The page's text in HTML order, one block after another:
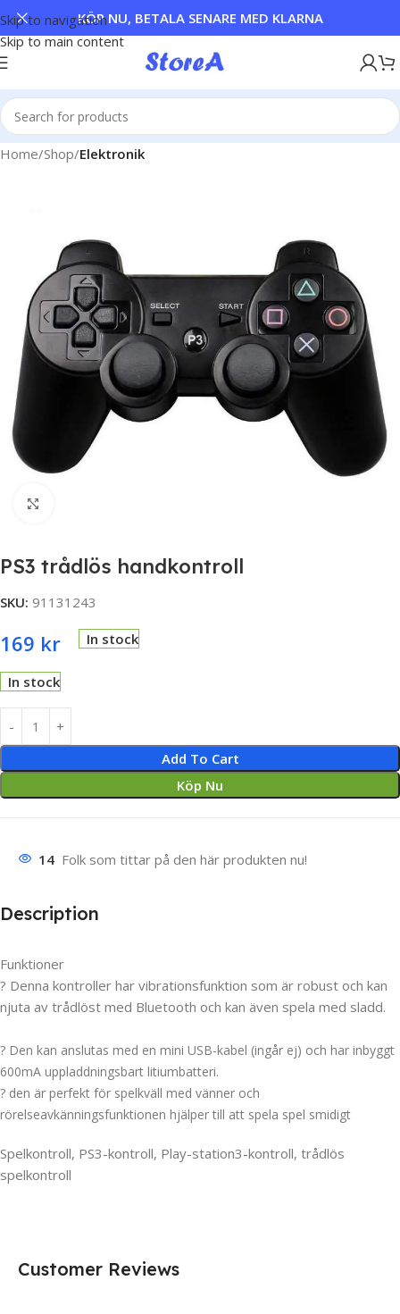
Skip to navigation
Skip to main content
KÖP NU, BETALA SENARE MED KLARNA
Home Shop Elektronik
PS3 trådlös handkontroll
SKU: 91131243
169 kr In stock
In stock
Add To Cart
Köp Nu
14 Folk som tittar på den här produkten nu!
Description
Funktioner
? Denna kontroller har vibrationsfunktion som är robust och kan
njuta av trådlöst med Bluetooth och kan även spela med sladd.
? Den kan anslutas med en mini USB-kabel (ingår ej) och har inbyggt
600mA uppladdningsbart litiumbatteri.
? den är perfekt för spelkväll med vänner och
rörelseavkänningsfunktionen hjälper till att spela spel smidigt
Spelkontroll, PS3-kontroll, Play-station3-kontroll, trådlös
spelkontroll
Customer Reviews